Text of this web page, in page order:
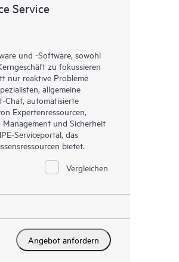
Kunden bietet sich
welche Produkte in
neuen Self-Service-Tools
nutzen.
die einen Beitrag
bis zur Cloud leisten.
Service
und -Software, sowohl
zu fokussieren
nur reaktive Probleme
allgemeine
Chat, automatisierte
Expertenressourcen,
und Sicherheit
Serviceportal, das
bietet.
Vergleichen
Angebot anfordern